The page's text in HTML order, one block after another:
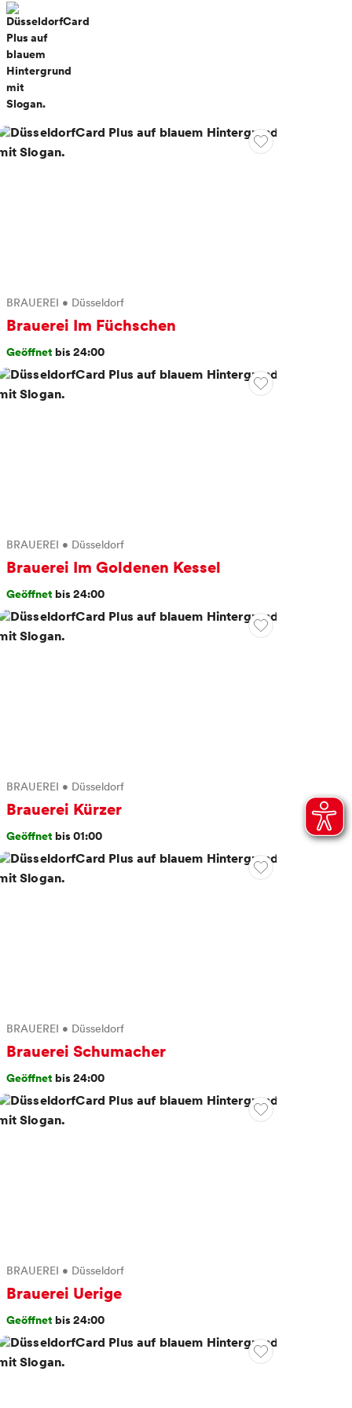
Promis so wie alle anderen. Längst wird in den
Brauhäusern aber nicht mehr nur Altbier produziert und
verkauft. Das Uerige hat zusammen mit den Toten Hosen
ein Bier produziert, das als „Hosen Hell“ angeboten wird.
Warum sie als Düsseldorfer Band ausgerechnet ein Helles
herausgebracht hätten, wurde Sänger Campino gefragt.
Biere!“ Wie ein Altstadtabend funktioniert? Von einer
Kneipe in die andere ziehen, zwischendurch einen
BRAUEREI • Düsseldorf
Brauerei Im Füchschen
Geöffnet bis 24:00
BRAUEREI • Düsseldorf
Brauerei Im Goldenen Kessel
Geöffnet bis 24:00
BRAUEREI • Düsseldorf
Brauerei Kürzer
Geöffnet bis 01:00
BRAUEREI • Düsseldorf
Brauerei Schumacher
Geöffnet bis 24:00
BRAUEREI • Düsseldorf
Brauerei Uerige
Geöffnet bis 24:00